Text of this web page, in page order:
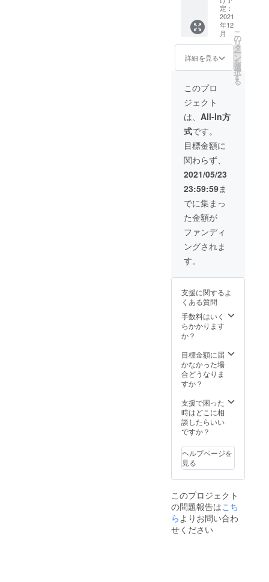
す。お
待たせ
致しま
すが美
味しい
と米糀
をお届
いと思
います
ので宜
しくお
願い致
しま
す。
理解下
さいま
すよう
お願い
致しま
す。 糀
の製作
り麹室
などは
手作り
のため
糀生産
の調整
期間も
必要と
す。 そ
して糀
作りは
基本冬
の仕事
です。
そのた
がらリ
ターン
の発送
は冬の
11月頃
からの
頂きま
す。お
待たせ
味しい
生塩糀
と米糀
をお届
いと思
います
ので宜
しくお
しま
す。
ます。
賞味期
限は冷
蔵で半
年冷凍
で１年
日塩の
為生産
量が天
候によ
り左右
されま
す。 発
送が遅
れる場
合もご
ざいま
すが自
然相手
の手仕
事ゆえ
何卒御
理解下
さいま
致しま
す。 糀
作りの
道具類
の製作
にあた
手作り
のため
糀生産
必要と
なりま
す。 そ
して糀
基本冬
の仕事
です。
そのた
勝手な
がらリ
ターン
の発送
は冬の
冷凍又
は冷蔵
で致し
ます。
賞味期
限は冷
蔵で半
年冷凍
で１年
です。
塩は天
日塩の
為生産
量が天
候によ
り左右
されま
す。 発
送が遅
れる場
合もご
ざいま
すが自
然相手
の手仕
事ゆえ
さいま
お願い
致しま
す。 糀
作りの
道具類
にあた
り麹室
などは
手作り
糀生産
の調整
期間も
必要と
す。 そ
して糀
作りは
基本冬
です。
そのた
め誠に
勝手な
がらリ
米糀、
塩、
TANEG
ASIMA
ZINEの
お土産
付き 場
所 たね
の島糀
店 鹿児
島県熊
毛郡南
種子町
交通費
ご宿泊
はご自
身のご
負担に
なりま
す。
定：
2021
年12
月
詳細を見る
こ
の
リ
タ
ー
ン
を
選
択
す
る
このプロ
ジェクト
は、 All-In方
式です。
目標金額に
関わらず、
2021/05/23
23:59:59ま
でに集まっ
た金額が
ファンディ
ングされま
す。
支援に関するよ
くある質問
手数料はいく
らかかります
か？
目標金額に届
かなかった場
合どうなりま
すか？
支援で困った
時はどこに相
談したらいい
ですか？
ヘルプページを
見る
このプロジェクト
の問題報告はこち
らよりお問い合わ
せください